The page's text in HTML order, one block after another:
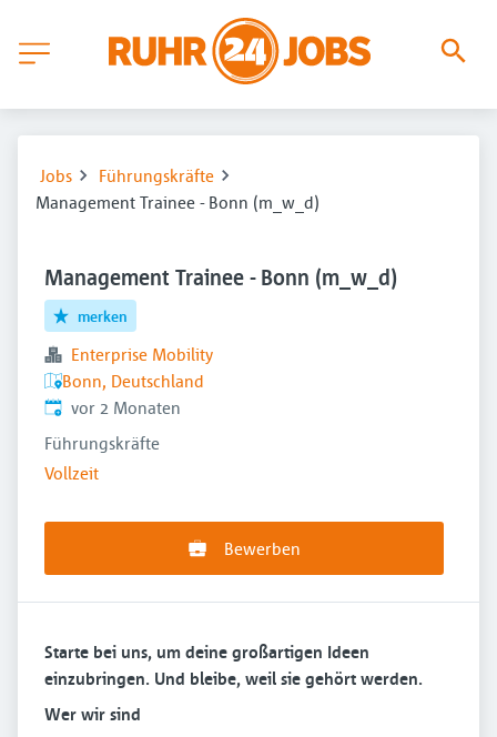
Jobs
Führungskräfte
Management Trainee - Bonn (m_w_d)
Management Trainee - Bonn (m_w_d)
merken
Enterprise Mobility
Bonn, Deutschland
Veröffentlicht:
vor 2 Monaten
Führungskräfte
Vollzeit
Bewerben
Starte bei uns, um deine großartigen Ideen
einzubringen. Und bleibe, weil sie gehört werden.
Wer wir sind